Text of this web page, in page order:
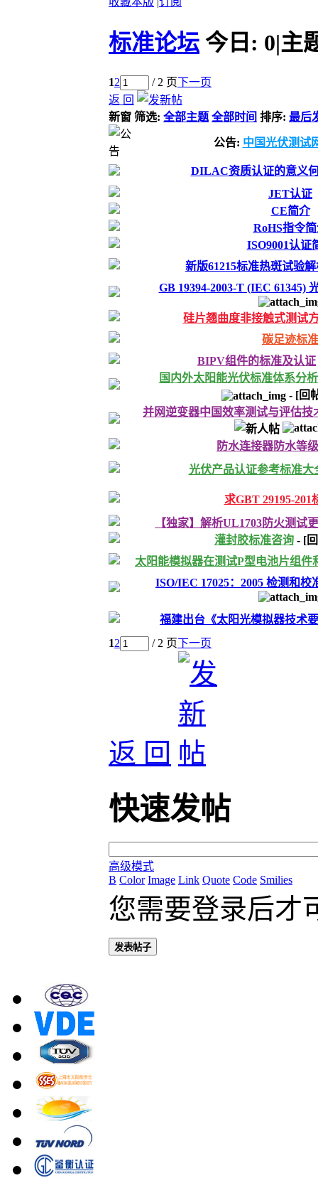
标准论坛 今日: 0|主
12 / 2 页下一页
返 回
新窗 筛选: 全部主题 全部时间 排序: 最后
公告: 中国光伏测试
DILAC资质认证的意义
JET认证
CE简介
RoHS指令
ISO9001认证
新版61215标准热斑试验
GB 19394-2003-T (IEC 61345)
硅片翘曲度非接触式测试
碳足迹标准
BIPV组件的标准及认证
国内外太阳能光伏标准体系分
- [回
并网逆变器中国效率测试与评估技
防水连接器防水等
光伏产品认证参考标准大
求GBT 29195-201
【独家】解析UL1703防火测试
灌封胶标准咨询- [
太阳能模拟器在测试P型电池片组
ISO/IEC 17025：2005 检测和
福建出台《太阳光模拟器技术
12 / 2 页下一页
返 回
快速发帖
高级模式
B Color Image Link Quote Code Smilies
您需要登录后才
发表帖子